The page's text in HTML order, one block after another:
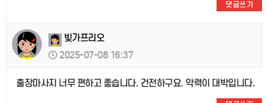
댓글쓰기
빚가프리오
2025-07-08 16:37
출장마사지 너무 편하고 좋습니다. 건전하구요. 악력이 대박입니다.